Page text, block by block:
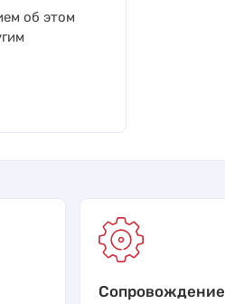
об этом
Сопровождение